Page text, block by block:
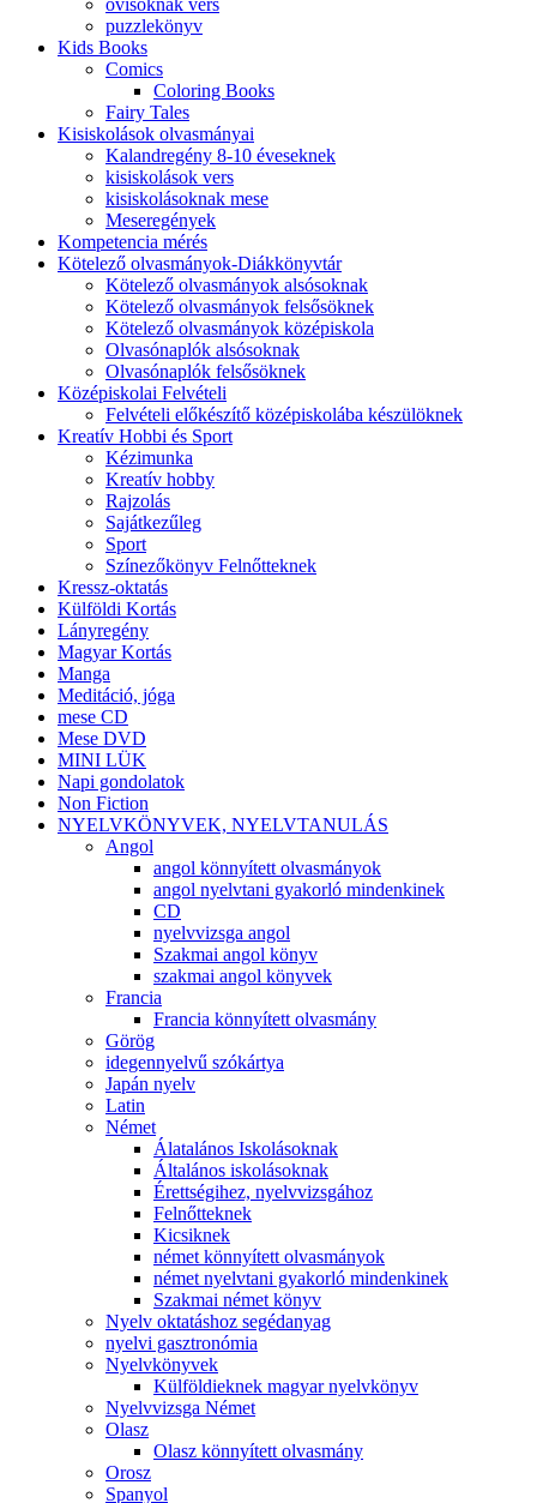
ovisoknak vers
puzzlekönyv
Kids Books
Comics
Coloring Books
Fairy Tales
Kisiskolások olvasmányai
Kalandregény 8-10 éveseknek
kisiskolások vers
kisiskolásoknak mese
Meseregények
Kompetencia mérés
Kötelező olvasmányok-Diákkönyvtár
Kötelező olvasmányok alsósoknak
Kötelező olvasmányok felsősöknek
Kötelező olvasmányok középiskola
Olvasónaplók alsósoknak
Olvasónaplók felsősöknek
Középiskolai Felvételi
Felvételi előkészítő középiskolába készülöknek
Kreatív Hobbi és Sport
Kézimunka
Kreatív hobby
Rajzolás
Sajátkezűleg
Sport
Színezőkönyv Felnőtteknek
Kressz-oktatás
Külföldi Kortás
Lányregény
Magyar Kortás
Manga
Meditáció, jóga
mese CD
Mese DVD
MINI LÜK
Napi gondolatok
Non Fiction
NYELVKÖNYVEK, NYELVTANULÁS
Angol
angol könnyített olvasmányok
angol nyelvtani gyakorló mindenkinek
CD
nyelvvizsga angol
Szakmai angol könyv
szakmai angol könyvek
Francia
Francia könnyített olvasmány
Görög
idegennyelvű szókártya
Japán nyelv
Latin
Német
Álatalános Iskolásoknak
Általános iskolásoknak
Érettségihez, nyelvvizsgához
Felnőtteknek
Kicsiknek
német könnyített olvasmányok
német nyelvtani gyakorló mindenkinek
Szakmai német könyv
Nyelv oktatáshoz segédanyag
nyelvi gasztronómia
Nyelvkönyvek
Külföldieknek magyar nyelvkönyv
Nyelvvizsga Német
Olasz
Olasz könnyített olvasmány
Orosz
Spanyol